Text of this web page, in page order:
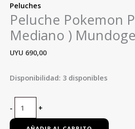
Peluches
Peluche Pokemon
Mediano )
UYU 690,00
Disponibilidad: 3 disponibles
- +